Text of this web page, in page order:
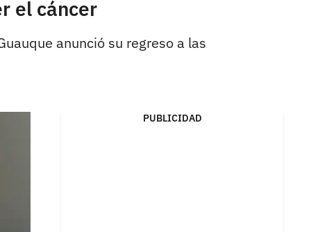
el cáncer
anunció su regreso a las
PUBLICIDAD